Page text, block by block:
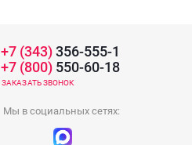
+7 (343)356-555-1
+7 (800) 550-60-18
ЗАКАЗАТЬ ЗВОНОК
Мы в социальных сетях: